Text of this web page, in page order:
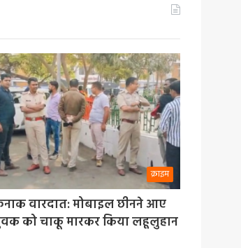
क्राइम
वारदात: मोबाइल छीनने आए
को चाकू मारकर किया लहूलुहान